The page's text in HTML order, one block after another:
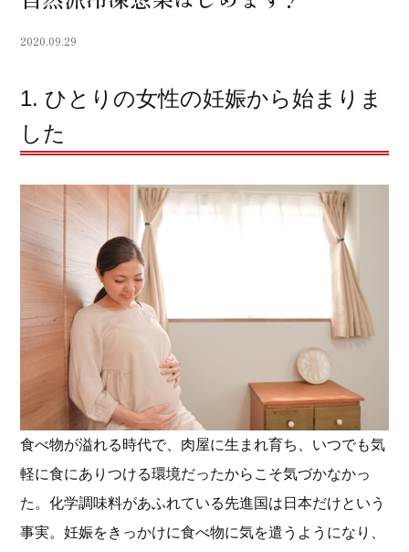
2020.09.29
1. ひとりの女性の妊娠から始まりま
した
食べ物が溢れる時代で、肉屋に生まれ育ち、いつでも気
軽に食にありつける環境だったからこそ気づかなかっ
た。化学調味料があふれている先進国は日本だけという
事実。妊娠をきっかけに食べ物に気を遣うようになり、